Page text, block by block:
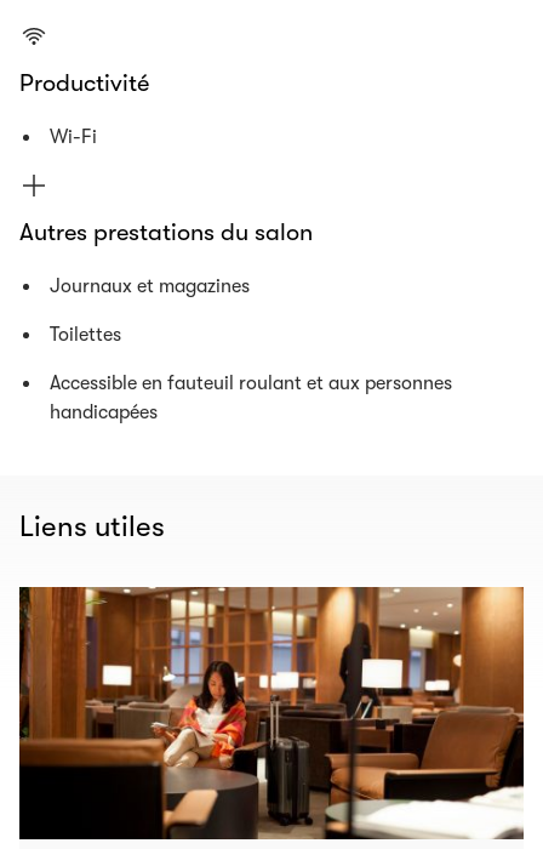
Productivité
Wi-Fi
Autres prestations du salon
Journaux et magazines
Toilettes
Accessible en fauteuil roulant et aux personnes
handicapées
Liens utiles